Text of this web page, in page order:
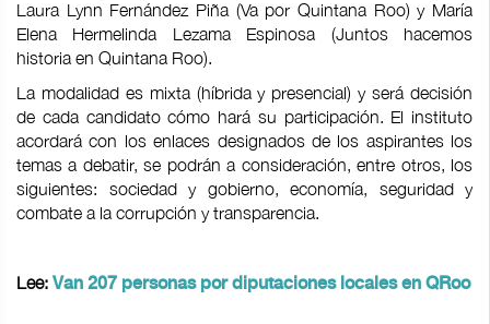
Laura Lynn Fernández Piña (Va por Quintana Roo) y María
Elena Hermelinda Lezama Espinosa (Juntos hacemos
historia en Quintana Roo).
La modalidad es mixta (híbrida y presencial) y será decisión
de cada candidato cómo hará su participación. El instituto
acordará con los enlaces designados de los aspirantes los
temas a debatir, se podrán a consideración, entre otros, los
siguientes: sociedad y gobierno, economía, seguridad y
combate a la corrupción y transparencia.
Lee: Van 207 personas por diputaciones locales en QRoo